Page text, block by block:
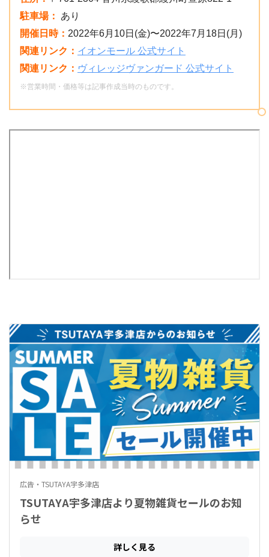
駐車場：
あり
開催日時： 2022年6月10日(金)〜2022年7月18日(月)
関連リンク： イオンモール 公式サイト
関連リンク： ヴィレッジヴァンガード 公式サイト
※営業時間・価格等は記事作成当時のものです。